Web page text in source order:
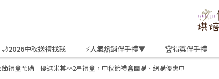
🌙2026中秋送禮找我 ⚡人氣熱銷伴手禮▼ 🏆得獎伴手禮
節禮盒預購｜優選米其林2星禮盒，中秋節禮盒團購、網購優惠中